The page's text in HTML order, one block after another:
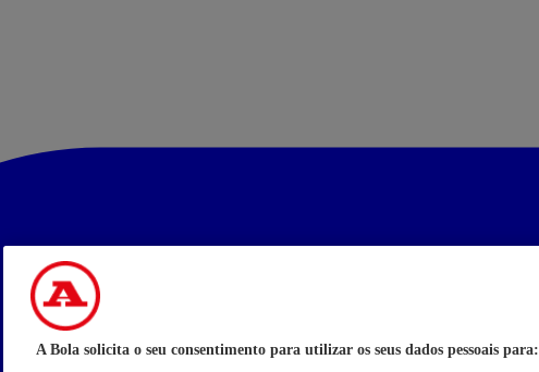
A Bola solicita o seu consentimento para utilizar os seus dados pessoais para: